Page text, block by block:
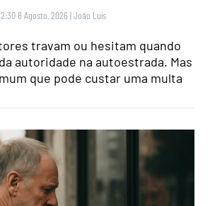
8 Agosto, 2026 |João Luís
travam ou hesitam quando
autoridade na autoestrada. Mas
que pode custar uma multa